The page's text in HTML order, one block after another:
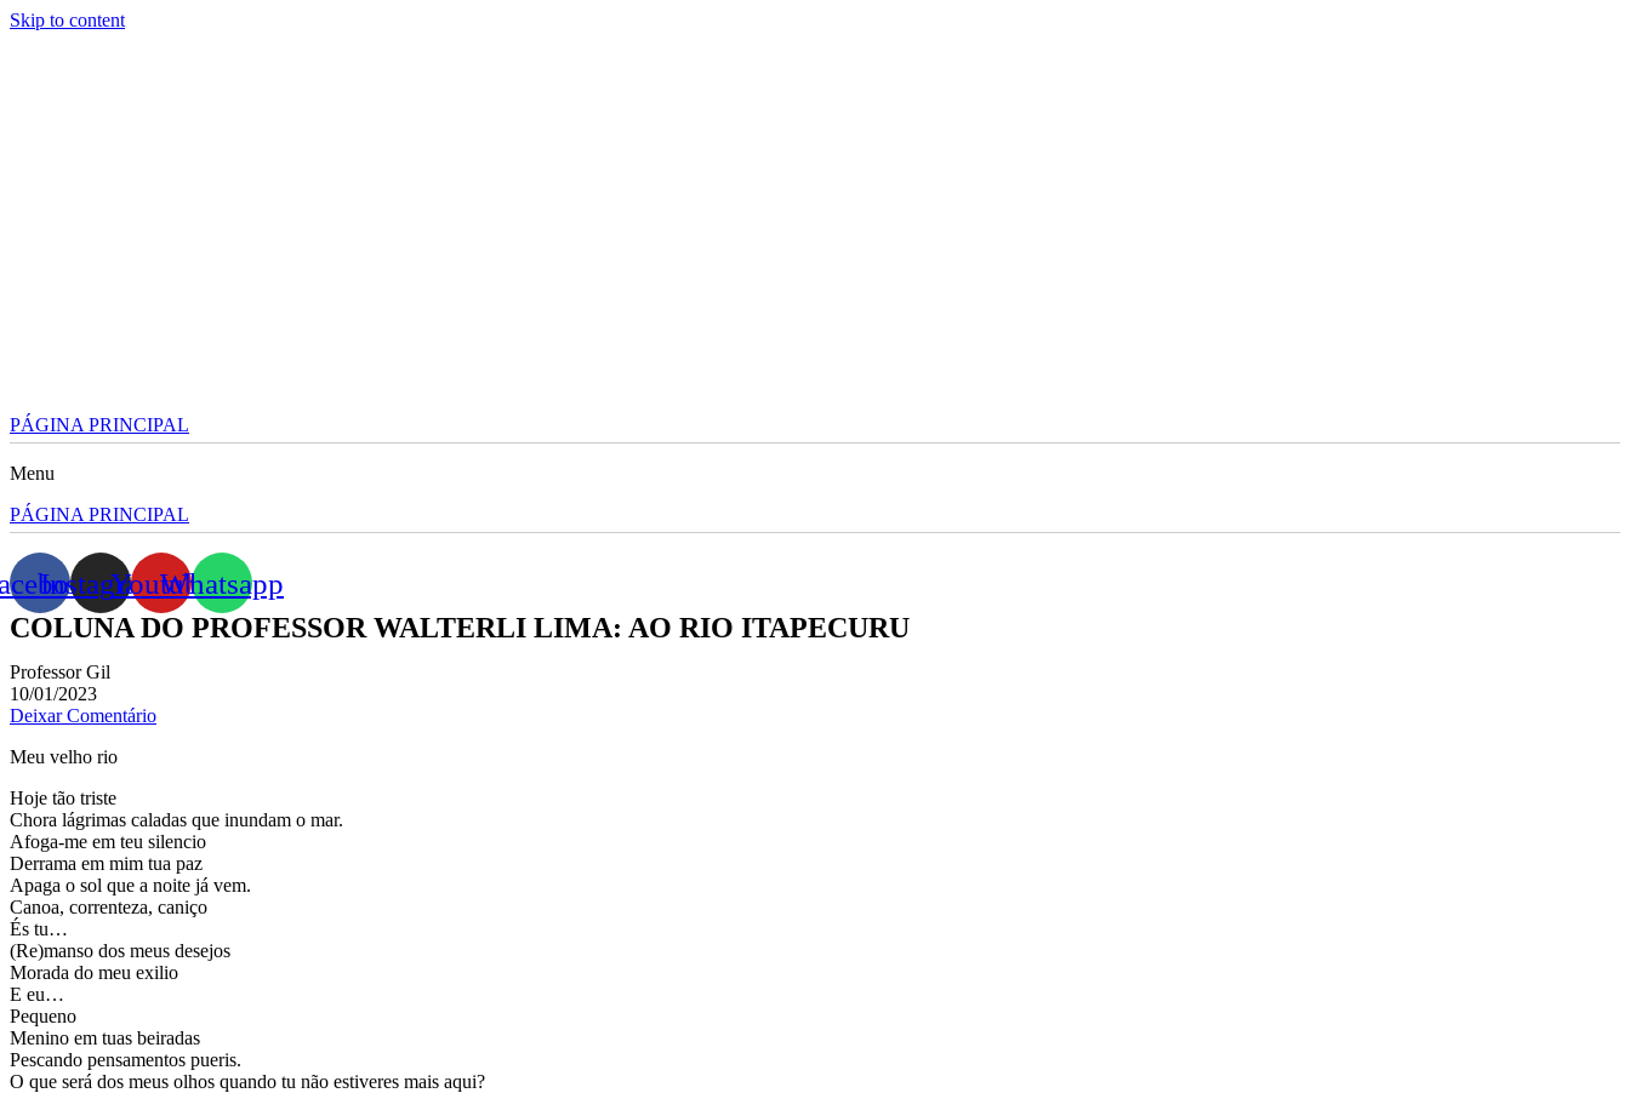
Skip to content
PÁGINA PRINCIPAL
Menu
PÁGINA PRINCIPAL
InstagramYoutubeWhatsapp
COLUNA DO PROFESSOR WALTERLI LIMA: AO RIO ITAPECURU
Professor Gil
10/01/2023
Deixar Comentário
Meu velho rio
Hoje tão triste
Chora lágrimas caladas que inundam o mar.
Afoga-me em teu silencio
Derrama em mim tua paz
Apaga o sol que a noite já vem.
Canoa, correnteza, caniço
És tu…
(Re)manso dos meus desejos
Morada do meu exilio
E eu…
Pequeno
Menino em tuas beiradas
Pescando pensamentos pueris.
O que será dos meus olhos quando tu não estiveres mais aqui?